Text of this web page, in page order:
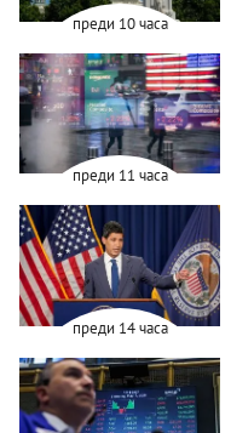
преди 10 часа
преди 11 часа
преди 14 часа